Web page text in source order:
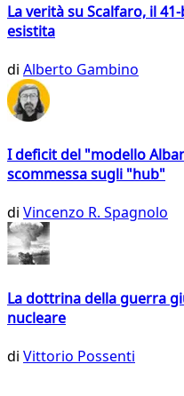
La verità su Scalfaro, il
esistita
di Alberto Gambino
I deficit del "modello
scommessa sugli "hub"
di Vincenzo R. Spagnolo
La dottrina della guerra
nucleare
di Vittorio Possenti